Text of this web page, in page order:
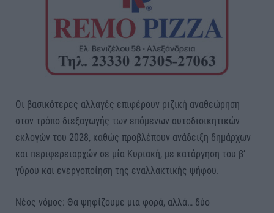
Οι βασικότερες αλλαγές επιφέρουν ριζική αναθεώρηση
στον τρόπο διεξαγωγής των επόμενων αυτοδιοικητικών
εκλογών του 2028, καθώς προβλέπουν ανάδειξη δημάρχων
και περιφερειαρχών σε μία Κυριακή, με κατάργηση του β’
γύρου και ενεργοποίηση της εναλλακτικής ψήφου.
Νέος νόμος: Θα ψηφίζουμε μια φορά, αλλά… δύο